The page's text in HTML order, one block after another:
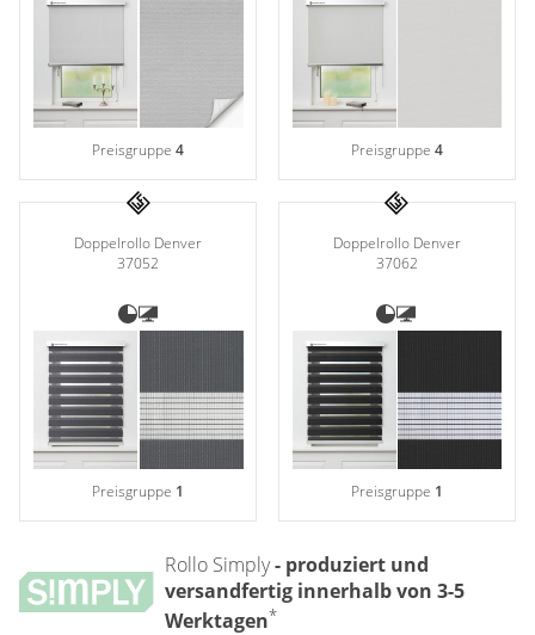
Preisgruppe4 Preisgruppe 4
Doppelrollo Denver
37052
Preisgruppe 1
Doppelrollo Denver
37062
Preisgruppe 1
Rollo Simply- produziert und
versandfertig innerhalb von 3-5
Werktagen*